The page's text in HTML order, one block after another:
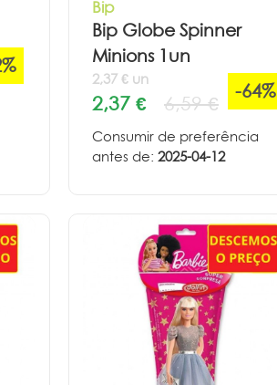
Bip
Bip Globe Spinner
Minions 1un
2,37 € un
2,37 € 6,59 €
-64%
Consumir de preferência
antes de: 2025-04-12